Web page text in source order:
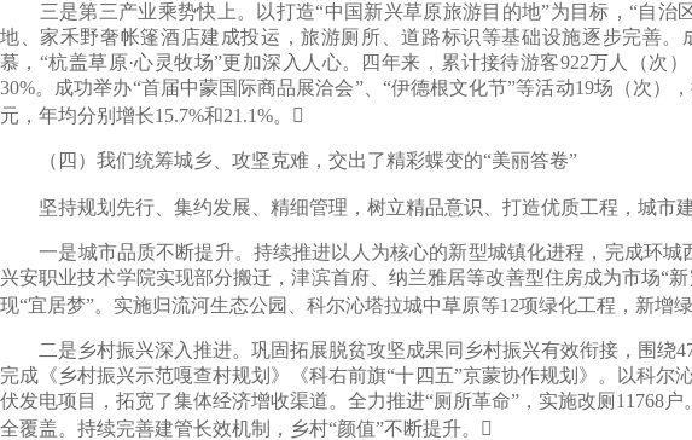
三是第三产业乘势快上。以打造“中国新兴草原旅游目的地”为目标，“自治
地、家禾野奢帐篷酒店建成投运，旅游厕所、道路标识等基础设施逐步完善
慕，“杭盖草原·心灵牧场”更加深入人心。四年来，累计接待游客922万人（次
30%。成功举办“首届中蒙国际商品展洽会”、“伊德根文化节”等活动19场（次
元，年均分别增长15.7%和21.1%。
（四）我们统筹城乡、攻坚克难，交出了精彩蝶变的“美丽答卷”
坚持规划先行、集约发展、精细管理，树立精品意识、打造优质工程，城市
一是城市品质不断提升。持续推进以人为核心的新型城镇化进程，完成环城
兴安职业技术学院实现部分搬迁，津滨首府、纳兰雅居等改善型住房成为市场“
现“宜居梦”。实施归流河生态公园、科尔沁塔拉城中草原等12项绿化工程，新增
二是乡村振兴深入推进。巩固拓展脱贫攻坚成果同乡村振兴有效衔接，围绕
完成《乡村振兴示范嘎查村规划》《科右前旗“十四五”京蒙协作规划》。以科
伏发电项目，拓宽了集体经济增收渠道。全力推进“厕所革命”，实施改厕11768
全覆盖。持续完善建管长效机制，乡村“颜值”不断提升。